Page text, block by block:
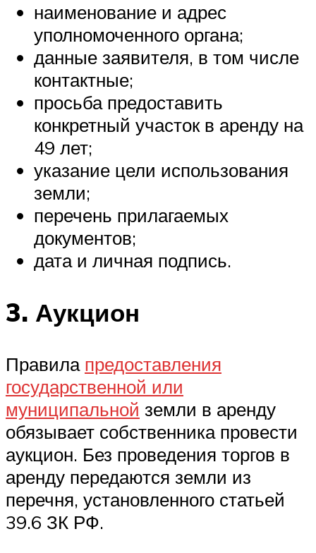
наименование и адрес
уполномоченного органа;
данные заявителя, в том числе
контактные;
просьба предоставить
конкретный участок в аренду на
49 лет;
указание цели использования
земли;
перечень прилагаемых
документов;
дата и личная подпись.
3. Аукцион
Правила предоставления
государственной или
муниципальной земли в аренду
обязывает собственника провести
аукцион. Без проведения торгов в
аренду передаются земли из
перечня, установленного статьей
39.6 ЗК РФ.